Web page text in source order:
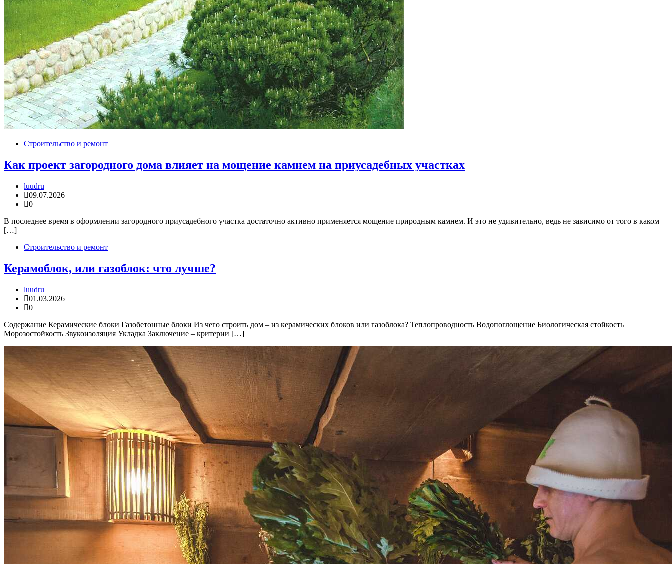
Строительство и ремонт
Как проект загородного дома влияет на мощение камнем на приусадебных участках
luudru
09.07.2026
0
В последнее время в оформлении загородного приусадебного участка достаточно активно применяется мощение природным камнем. И это не удивительно, ведь не зависимо от того в каком
[…]
Строительство и ремонт
Керамоблок, или газоблок: что лучше?
luudru
01.03.2026
0
Содержание Керамические блоки Газобетонные блоки Из чего строить дом – из керамических блоков или газоблока? Теплопроводность Водопоглощение Биологическая стойкость
Морозостойкость Звукоизоляция Укладка Заключение – критерии […]